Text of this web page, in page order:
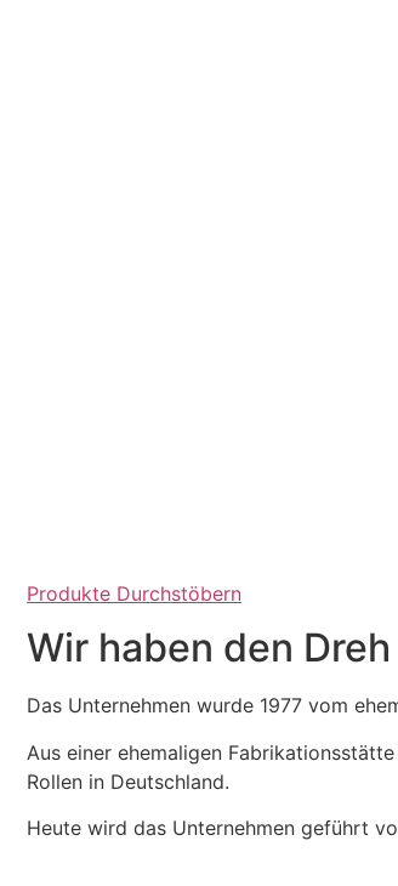
Produkte Durchstöbern
Wir haben den
Das Unternehmen wurde 1977 vom
Aus einer ehemaligen
Rollen in Deutschland.
Heute wird das Unternehmen geführt